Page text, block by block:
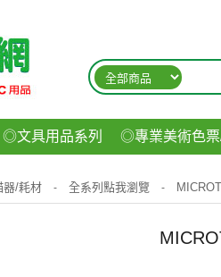
◎文具用品系列 ◎專業美術色
◎食品/零食/飲料
器/耗材 - 全系列點我瀏覽 -